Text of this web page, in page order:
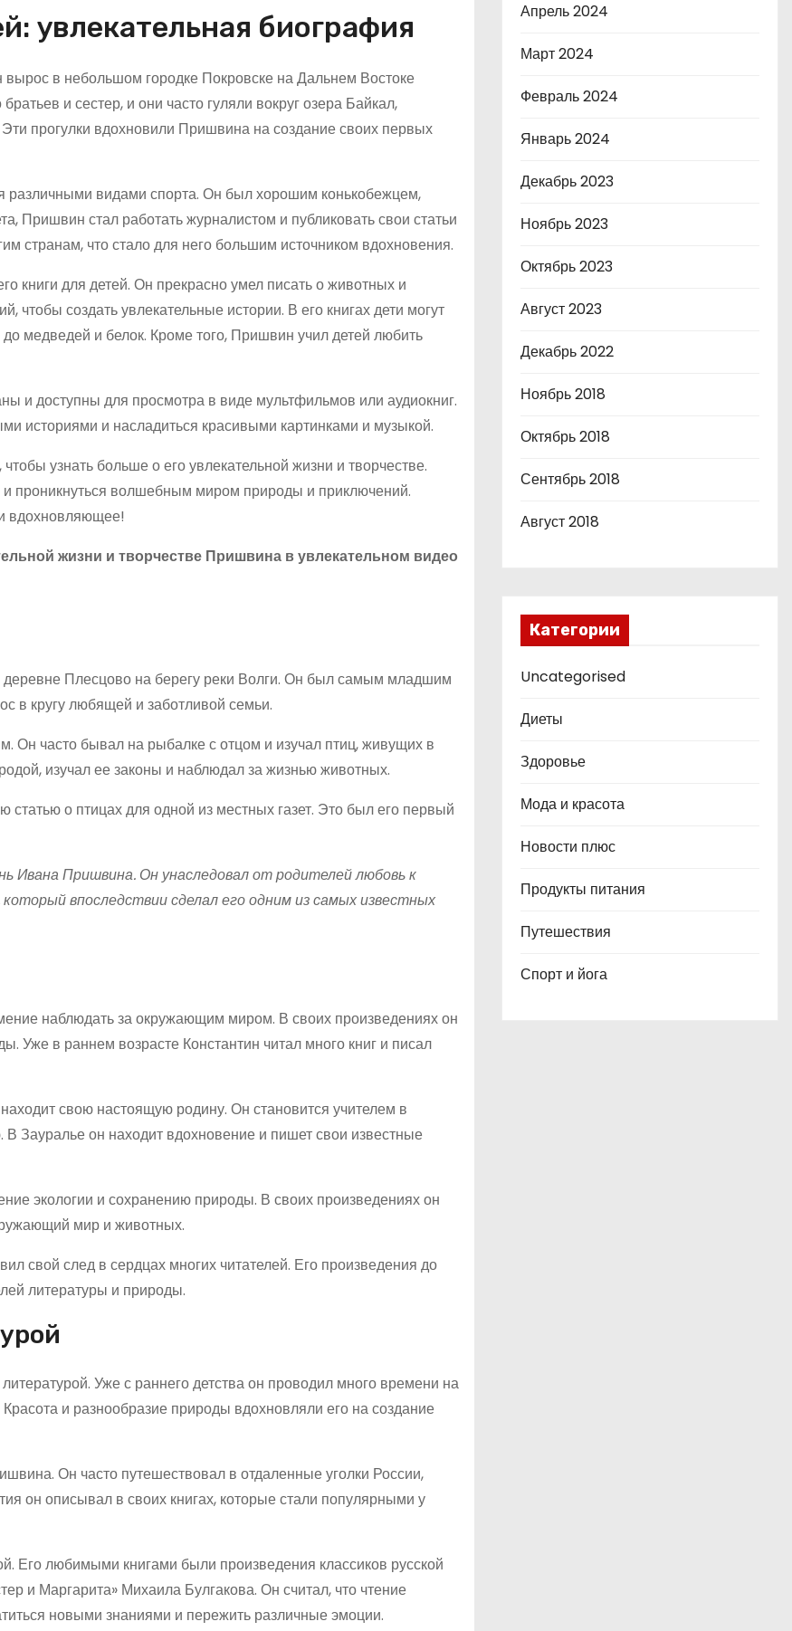
увлекательная биография
в небольшом городке Покровске на Дальнем Востоке
и сестер, и они часто гуляли вокруг озера Байкал,
прогулки вдохновили Пришвина на создание своих первых
видами спорта. Он был хорошим конькобежцем,
Пришвин стал работать журналистом и публиковать свои статьи
странам, что стало для него большим источником вдохновения.
книги для детей. Он прекрасно умел писать о животных и
создать увлекательные истории. В его книгах дети могут
медведей и белок. Кроме того, Пришвин учил детей любить
и доступны для просмотра в виде мультфильмов или аудиокниг.
историями и насладиться красивыми картинками и музыкой.
узнать больше о его увлекательной жизни и творчестве.
проникнуться волшебным миром природы и приключений.
вдохновляющее!
жизни и творчестве Пришвина в увлекательном видео
деревне Плесцово на берегу реки Волги. Он был самым младшим
в кругу любящей и заботливой семьи.
Он часто бывал на рыбалке с отцом и изучал птиц, живущих в
изучал ее законы и наблюдал за жизнью животных.
о птицах для одной из местных газет. Это был его первый
Ивана Пришвина. Он унаследовал от родителей любовь к
впоследствии сделал его одним из самых известных
наблюдать за окружающим миром. В своих произведениях он
Уже в раннем возрасте Константин читал много книг и писал
находит свою настоящую родину. Он становится учителем в
Зауралье он находит вдохновение и пишет свои известные
экологии и сохранению природы. В своих произведениях он
мир и животных.
свой след в сердцах многих читателей. Его произведения до
литературы и природы.
Уже с раннего детства он проводил много времени на
и разнообразие природы вдохновляли его на создание
Он часто путешествовал в отдаленные уголки России,
он описывал в своих книгах, которые стали популярными у
любимыми книгами были произведения классиков русской
и Маргарита» Михаила Булгакова. Он считал, что чтение
новыми знаниями и пережить различные эмоции.
Апрель 2024
Март 2024
Февраль 2024
Январь 2024
Декабрь 2023
Ноябрь 2023
Октябрь 2023
Август 2023
Декабрь 2022
Ноябрь 2018
Октябрь 2018
Сентябрь 2018
Август 2018
Категории
Uncategorised
Диеты
Здоровье
Мода и красота
Новости плюс
Продукты питания
Путешествия
Спорт и йога